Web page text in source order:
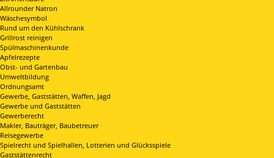
Allrounder Natron
Wäschesymbol
Rund um den Kühlschrank
Grillrost reinigen
Spülmaschinenkunde
Apfelrezepte
Obst- und Gartenbau
Umweltbildung
Ordnungsamt
Gewerbe, Gaststätten, Waffen, Jagd
Gewerbe und Gaststätten
Gewerberecht
Makler, Bauträger, Baubetreuer
Reisegewerbe
Spielrecht und Spielhallen, Lotterien und Glücksspiele
Gaststättenrecht